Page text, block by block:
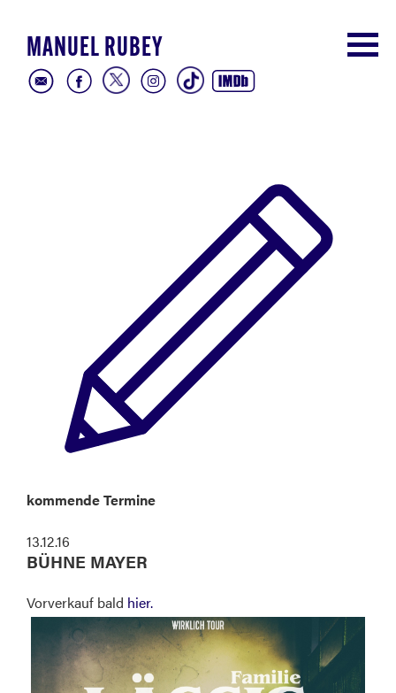
MANUEL RUBEY
kommende Termine
13.12.16
BÜHNE MAYER
Vorverkauf bald hier.